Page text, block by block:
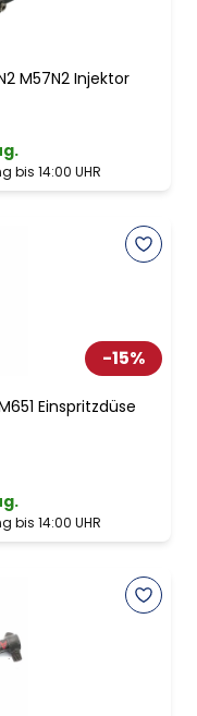
M57N2 Injektor
bis 14:00 UHR
-15%
Einspritzdüse
bis 14:00 UHR